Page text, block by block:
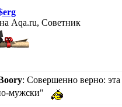
Aqa.ru, Советник
: Совершенно верно:
мужски"